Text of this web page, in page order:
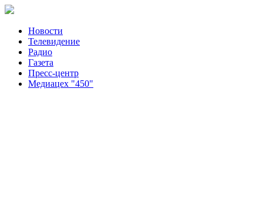
Новости
Телевидение
Радио
Газета
Пресс-центр
Медиацех "450"